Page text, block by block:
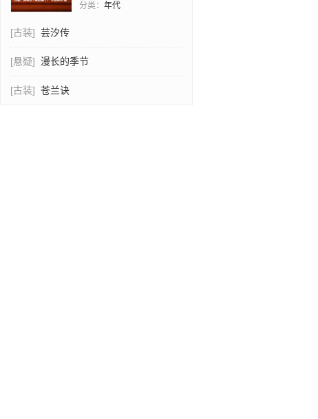
分类： 年代
[古装] 芸汐传
[悬疑] 漫长的季节
[古装] 苍兰诀